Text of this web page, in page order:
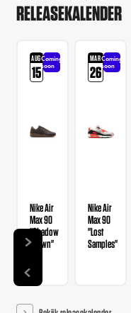
RELEASEKALENDER
AUG
15
Coming
soon
Nike Air
Max 90
"Shadow
Brown"
MAR
26
Coming
soon
Nike Air
Max 90
"Lost
Samples"